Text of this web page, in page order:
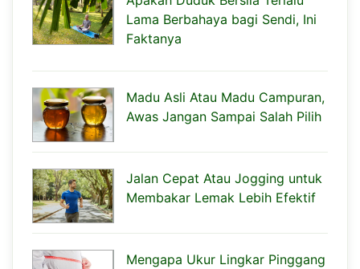
Lama Berbahaya bagi Sendi, Ini
Faktanya
Madu Asli Atau Madu Campuran,
Awas Jangan Sampai Salah Pilih
Jalan Cepat Atau Jogging untuk
Membakar Lemak Lebih Efektif
Mengapa Ukur Lingkar Pinggang